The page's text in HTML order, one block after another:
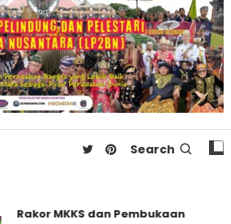
Search
Rakor MKKS dan Pembukaan